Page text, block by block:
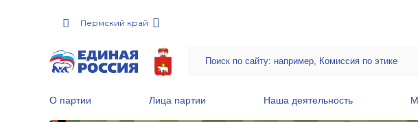
Пермский край
О партии Лица партии Наша деятельность